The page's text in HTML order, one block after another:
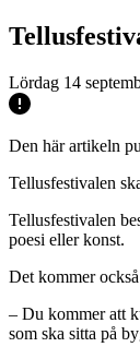
Lördag 14
Den här artikeln
Tellusfestivalen
Tellusfestivalen
poesi eller konst.
Det kommer
– Du kommer att
som ska sitta på